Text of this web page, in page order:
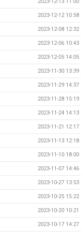
2023-12-12 10:58
2023-12-08 12:32
2023-12-06 10:43
2023-12-05 14:05
2023-11-30 13:39
2023-11-29 14:37
2023-11-28 15:19
2023-11-24 14:13
2023-11-21 12:17
2023-11-13 12:18
2023-11-10 18:00
2023-11-07 14:46
2023-10-27 13:53
2023-10-25 15:22
2023-10-20 10:21
2023-10-17 14:27